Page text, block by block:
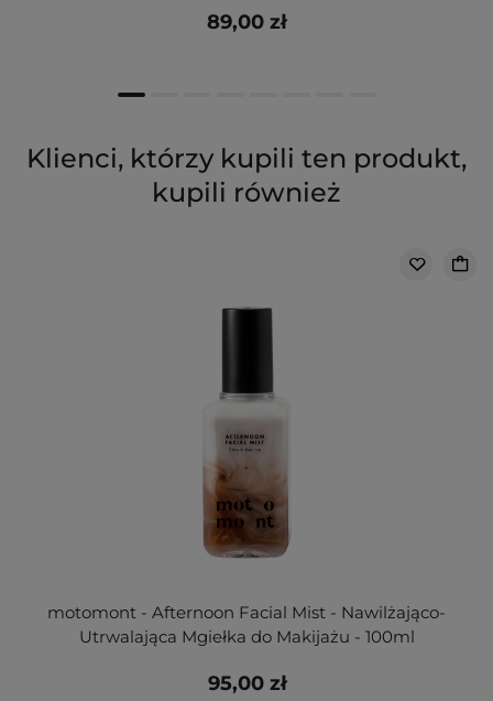
89,00 zł
Klienci, którzy kupili ten produkt,
kupili również
motomont - Afternoon Facial Mist - Nawilżająco-
Utrwalająca Mgiełka do Makijażu - 100ml
95,00 zł